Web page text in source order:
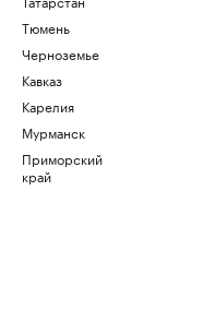
Тюмень
Черноземье
Кавказ
Карелия
Мурманск
Приморский
край